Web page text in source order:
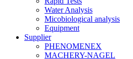
Water Analysis
Micobiological analysis
Equipment
Supplier
PHENOMENEX
MACHERY-NAGEL